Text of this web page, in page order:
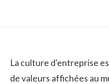
La culture d'entreprise
de valeurs affichées au